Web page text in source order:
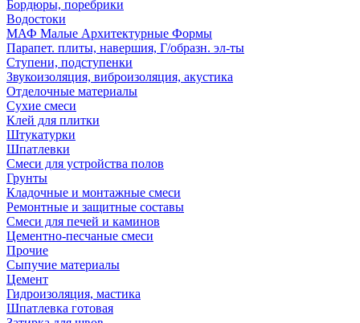
Бордюры, поребрики
Водостоки
МАФ Малые Архитектурные Формы
Парапет. плиты, навершия, Г/образн. эл-ты
Ступени, подступенки
Звукоизоляция, виброизоляция, акустика
Отделочные материалы
Сухие смеси
Клей для плитки
Штукатурки
Шпатлевки
Смеси для устройства полов
Грунты
Кладочные и монтажные смеси
Ремонтные и защитные составы
Смеси для печей и каминов
Цементно-песчаные смеси
Прочие
Сыпучие материалы
Цемент
Гидроизоляция, мастика
Шпатлевка готовая